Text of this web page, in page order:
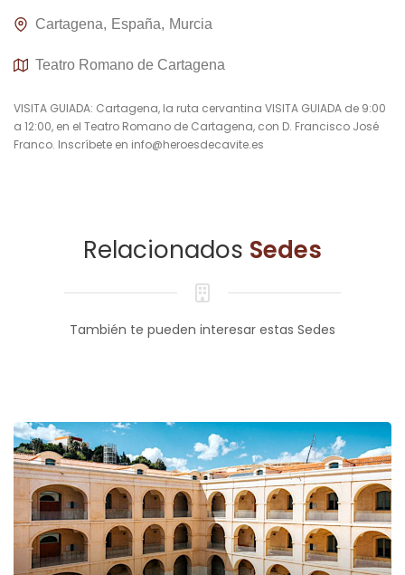
Cartagena España Murcia
Teatro Romano de Cartagena
VISITA GUIADA: Cartagena, la ruta cervantina VISITA GUIADA de 9:00
a 12:00, en el Teatro Romano de Cartagena, con D. Francisco José
Franco. Inscríbete en info@heroesdecavite.es
Relacionados Sedes
También te pueden interesar estas Sedes